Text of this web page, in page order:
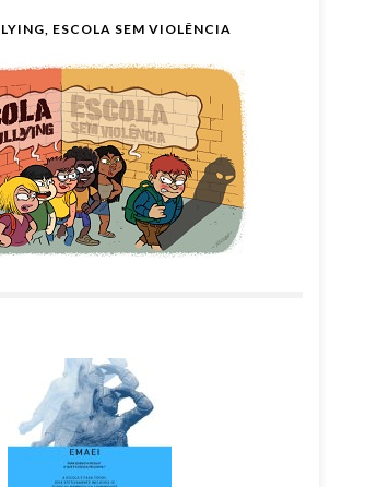
ESCOLA SEM VIOLÊNCIA